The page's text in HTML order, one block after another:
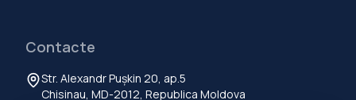
Contacte
Str. Alexandr Pușkin 20, ap.5
Chisinau, MD-2012, Republica Moldova